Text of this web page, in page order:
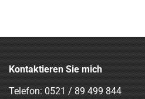
Kontaktieren Sie mich
Telefon: 0521 / 89 499 844